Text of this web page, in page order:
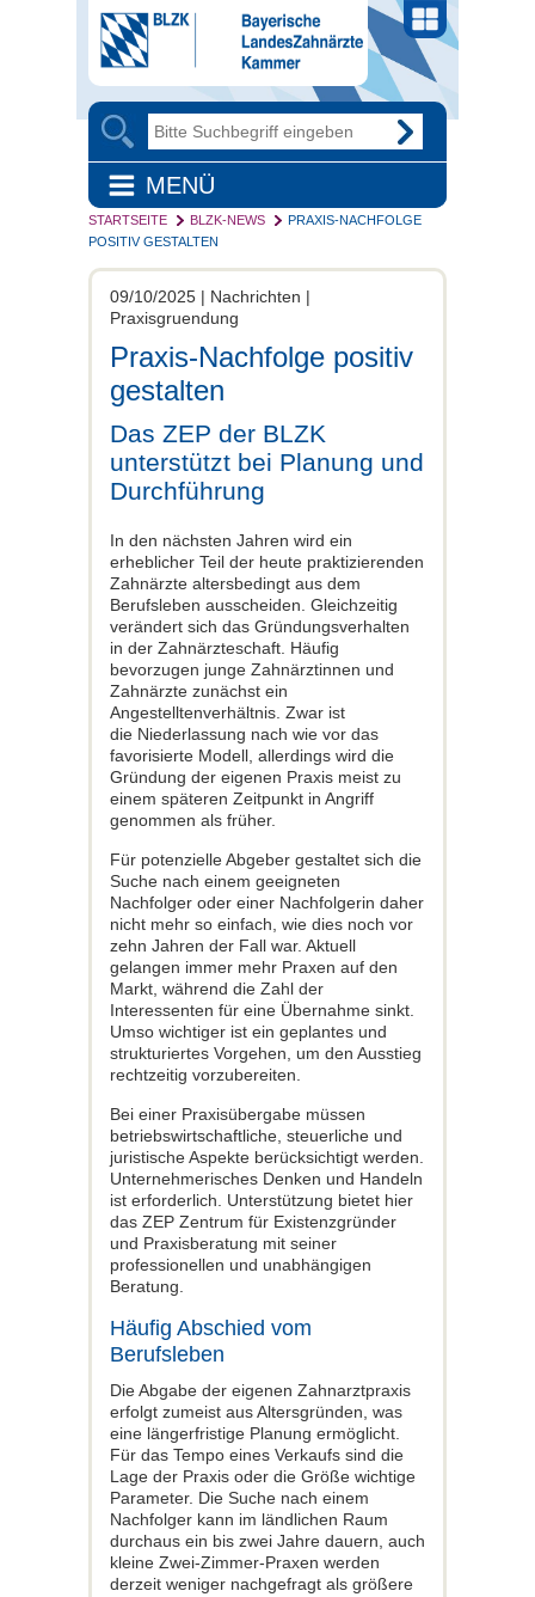
MENÜ
STARTSEITE BLZK-NEWS
PRAXIS-NACHFOLGE
POSITIV GESTALTEN
09/10/2025 | Nachrichten |
Praxisgruendung
Praxis-Nachfolge positiv
gestalten
Das ZEP der BLZK
unterstützt bei Planung und
Durchführung
In den nächsten Jahren wird ein
erheblicher Teil der heute praktizierenden
Zahnärzte altersbedingt aus dem
Berufsleben ausscheiden. Gleichzeitig
verändert sich das Gründungsverhalten
in der Zahnärzteschaft. Häufig
bevorzugen junge Zahnärztinnen und
Zahnärzte zunächst ein
Angestelltenverhältnis. Zwar ist
die Niederlassung nach wie vor das
favorisierte Modell, allerdings wird die
Gründung der eigenen Praxis meist zu
einem späteren Zeitpunkt in Angriff
genommen als früher.
Für potenzielle Abgeber gestaltet sich die
Suche nach einem geeigneten
Nachfolger oder einer Nachfolgerin daher
nicht mehr so einfach, wie dies noch vor
zehn Jahren der Fall war. Aktuell
gelangen immer mehr Praxen auf den
Markt, während die Zahl der
Interessenten für eine Übernahme sinkt.
Umso wichtiger ist ein geplantes und
strukturiertes Vorgehen, um den Ausstieg
rechtzeitig vorzubereiten.
Bei einer Praxisübergabe müssen
betriebswirtschaftliche, steuerliche und
juristische Aspekte berücksichtigt werden.
Unternehmerisches Denken und Handeln
ist erforderlich. Unterstützung bietet hier
das ZEP Zentrum für Existenzgründer
und Praxisberatung mit seiner
professionellen und unabhängigen
Beratung.
Häufig Abschied vom
Berufsleben
Die Abgabe der eigenen Zahnarztpraxis
erfolgt zumeist aus Altersgründen, was
eine längerfristige Planung ermöglicht.
Für das Tempo eines Verkaufs sind die
Lage der Praxis oder die Größe wichtige
Parameter. Die Suche nach einem
Nachfolger kann im ländlichen Raum
durchaus ein bis zwei Jahre dauern, auch
kleine Zwei-Zimmer-Praxen werden
derzeit weniger nachgefragt als größere